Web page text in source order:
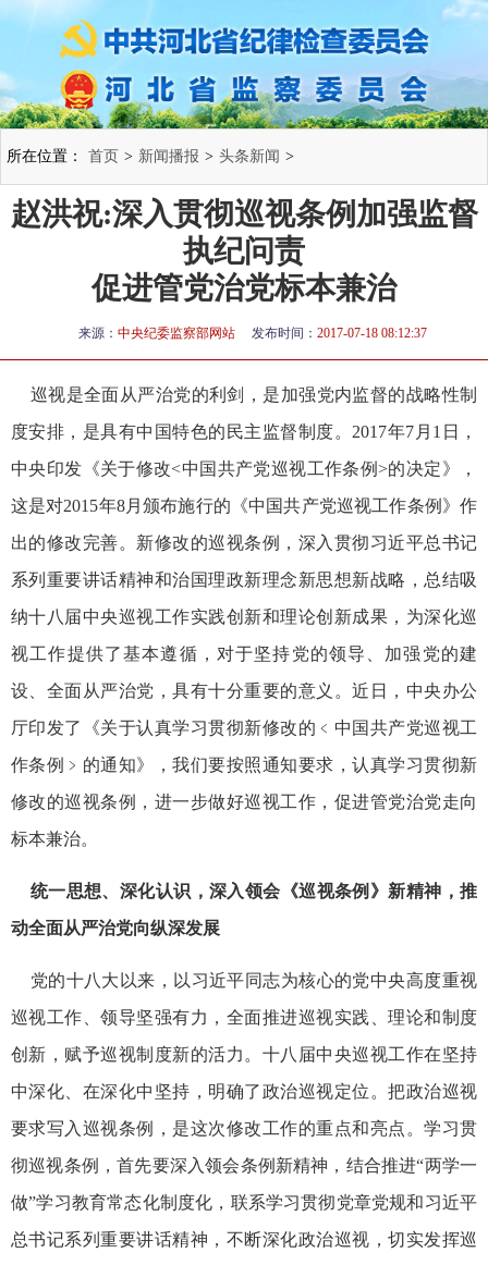
所在位置： 首页 > 新闻播报 > 头条新闻 >
赵洪祝:深入贯彻巡视条例加强监督
执纪问责
促进管党治党标本兼治
来源： 中央纪委监察部网站 发布时间： 2017-07-18 08:12:37
巡视是全面从严治党的利剑，是加强党内监督的战略性制
度安排，是具有中国特色的民主监督制度。2017年7月1日，
中央印发《关于修改<中国共产党巡视工作条例>的决定》，
这是对2015年8月颁布施行的《中国共产党巡视工作条例》作
出的修改完善。新修改的巡视条例，深入贯彻习近平总书记
系列重要讲话精神和治国理政新理念新思想新战略，总结吸
纳十八届中央巡视工作实践创新和理论创新成果，为深化巡
视工作提供了基本遵循，对于坚持党的领导、加强党的建
设、全面从严治党，具有十分重要的意义。近日，中央办公
厅印发了《关于认真学习贯彻新修改的﹤中国共产党巡视工
作条例﹥的通知》，我们要按照通知要求，认真学习贯彻新
修改的巡视条例，进一步做好巡视工作，促进管党治党走向
标本兼治。
统一思想、深化认识，深入领会《巡视条例》新精神，推
动全面从严治党向纵深发展
党的十八大以来，以习近平同志为核心的党中央高度重视
巡视工作、领导坚强有力，全面推进巡视实践、理论和制度
创新，赋予巡视制度新的活力。十八届中央巡视工作在坚持
中深化、在深化中坚持，明确了政治巡视定位。把政治巡视
要求写入巡视条例，是这次修改工作的重点和亮点。学习贯
彻巡视条例，首先要深入领会条例新精神，结合推进“两学一
做”学习教育常态化制度化，联系学习贯彻党章党规和习近平
总书记系列重要讲话精神，不断深化政治巡视，切实发挥巡